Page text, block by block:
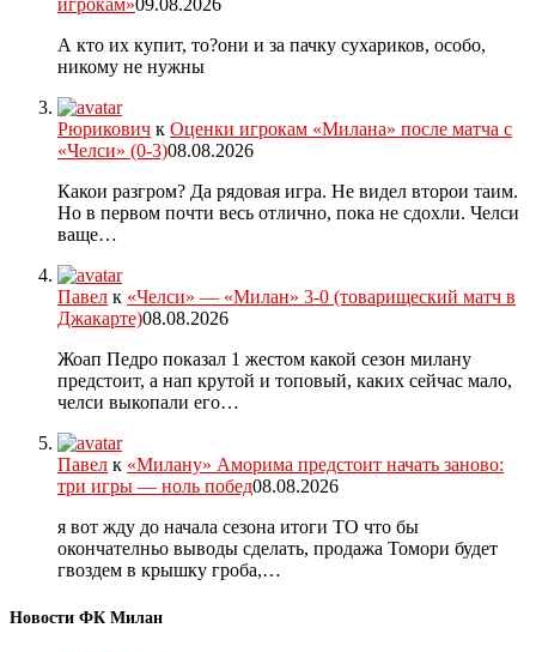
игрокам»09.08.2026
А кто их купит, то?они и за пачку сухариков, особо,
никому не нужны
Рюрикович к Оценки игрокам «Милана» после матча с
«Челси» (0-3)08.08.2026
Какои разгром? Да рядовая игра. Не видел второи таим.
Но в первом почти весь отлично, пока не сдохли. Челси
ваще…
Павел к «Челси» — «Милан» 3-0 (товарищеский матч в
Джакарте)08.08.2026
Жоап Педро показал 1 жестом какой сезон милану
предстоит, а нап крутой и топовый, каких сейчас мало,
челси выкопали его…
Павел к «Милану» Аморима предстоит начать заново:
три игры — ноль побед08.08.2026
я вот жду до начала сезона итоги ТО что бы
окончателньо выводы сделать, продажа Томори будет
гвоздем в крышку гроба,…
Новости ФК Милан